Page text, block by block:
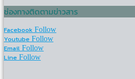
ช่องทางติดตามข่าวสาร
Facebook Follow
Youtube Follow
Email Follow
Line Follow